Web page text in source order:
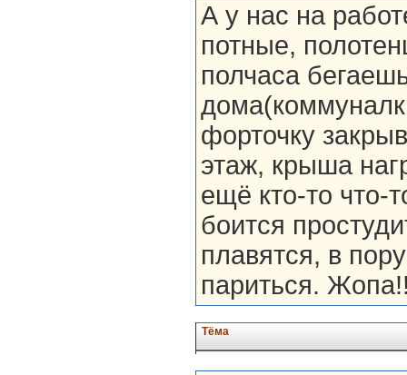
А у нас на
потные,
полчаса
форточку
этаж, крыша
ещё кто-то что-
боится
плавятся, в
париться.
Тёма